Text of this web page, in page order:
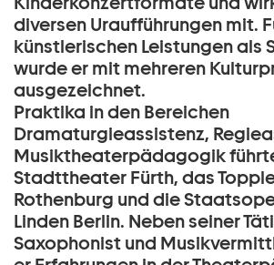
diversen Uraufführungen mit.
künstlerischen Leistungen als
wurde er mit mehreren
ausgezeichnet.
Praktika in den Bereichen
Dramaturgieassistenz,
Musiktheaterpädagogik
Stadttheater Fürth, das
Rothenburg und die
Linden Berlin. Neben seiner
Saxophonist und